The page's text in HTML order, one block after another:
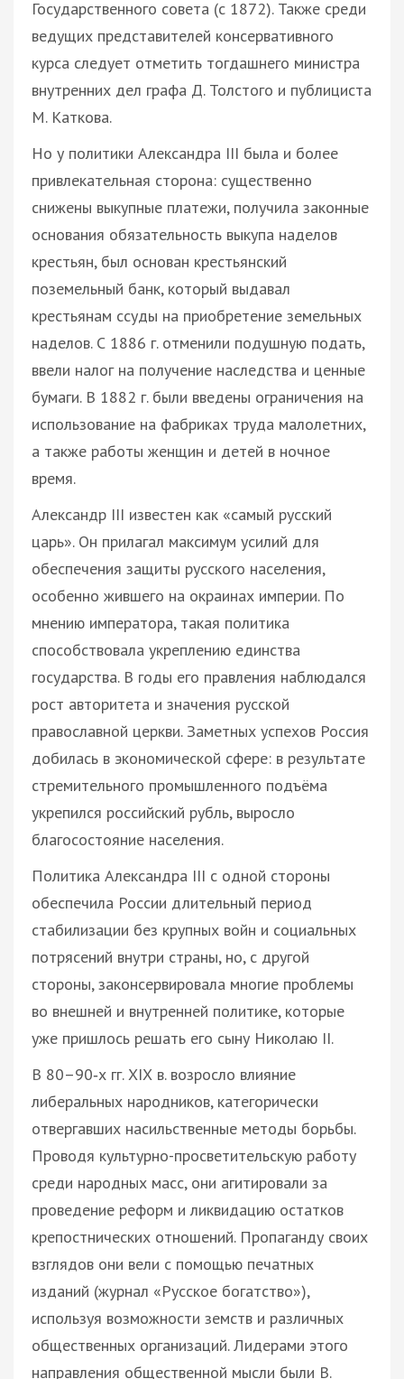
Государственного совета (с 1872). Также среди
ведущих представителей консервативного
курса следует отметить тогдашнего министра
внутренних дел графа Д. Толстого и публициста
М. Каткова.
Но у политики Александра III была и более
привлекательная сторона: существенно
снижены выкупные платежи, получила законные
основания обязательность выкупа наделов
крестьян, был основан крестьянский
поземельный банк, который выдавал
крестьянам ссуды на приобретение земельных
наделов. С 1886 г. отменили подушную подать,
ввели налог на получение наследства и ценные
бумаги. В 1882 г. были введены ограничения на
использование на фабриках труда малолетних,
а также работы женщин и детей в ночное
время.
Александр III известен как «самый русский
царь». Он прилагал максимум усилий для
обеспечения защиты русского населения,
особенно жившего на окраинах империи. По
мнению императора, такая политика
способствовала укреплению единства
государства. В годы его правления наблюдался
рост авторитета и значения русской
православной церкви. Заметных успехов Россия
добилась в экономической сфере: в результате
стремительного промышленного подъёма
укрепился российский рубль, выросло
благосостояние населения.
Политика Александра III с одной стороны
обеспечила России длительный период
стабилизации без крупных войн и социальных
потрясений внутри страны, но, с другой
стороны, законсервировала многие проблемы
во внешней и внутренней политике, которые
уже пришлось решать его сыну Николаю II.
В 80–90‑х гг. ХІХ в. возросло влияние
либеральных народников, категорически
отвергавших насильственные методы борьбы.
Проводя культурно-просветительскую работу
среди народных масс, они агитировали за
проведение реформ и ликвидацию остатков
крепостнических отношений. Пропаганду своих
взглядов они вели с помощью печатных
изданий (журнал «Русское богатство»),
используя возможности земств и различных
общественных организаций. Лидерами этого
направления общественной мысли были В.